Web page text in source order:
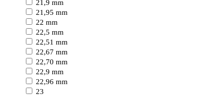
21,9 mm
21,95 mm
22 mm
22,5 mm
22,51 mm
22,67 mm
22,70 mm
22,9 mm
22,96 mm
23